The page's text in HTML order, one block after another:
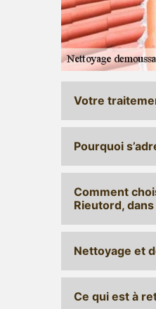
Votre
Pourquoi
Comment
Rieutord,
Nettoyage et
Ce qui est à